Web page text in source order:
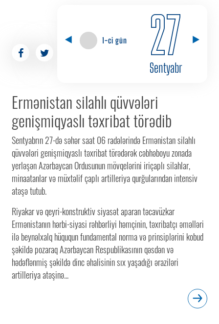
1-ci gün 27
Sentyabr
Ermənistan silahlı qüvvələri
genişmiqyaslı təxribat törədib
Sentyabrın 27-də səhər saat 06 radələrində Ermənistan silahlı
qüvvələri genişmiqyaslı təxribat törədərək cəbhəboyu zonada
yerləşən Azərbaycan Ordusunun mövqelərini iriçaplı silahlar,
minaatanlar və müxtəlif çaplı artilleriya qurğularından intensiv
atəşə tutub.
Riyakar və qeyri-konstruktiv siyasət aparan təcavüzkar
Ermənistanın hərbi-siyasi rəhbərliyi həmçinin, təxribatçı əməlləri
ilə beynəlxalq hüququn fundamental norma və prinsiplərini kobud
şəkildə pozaraq Azərbaycan Respublikasının qəsdən və
hədəflənmiş şəkildə dinc əhalisinin sıx yaşadığı əraziləri
artilleriya atəşinə...